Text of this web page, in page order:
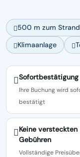
500 m zum Strand
Klimaanlage
Sofortbestätigung
Ihre Buchung wird
bestätigt
Keine versteckten
Gebühren
Vollständige